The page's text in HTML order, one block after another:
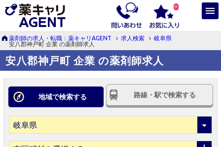
0
薬剤師の求人・転職：薬キャリAGENT 求人検索
岐阜県
安八郡神戸町 企業 の薬剤師求人
安八郡神戸町 企業 の薬剤師求人
地域で検索する 路線・駅で検索する